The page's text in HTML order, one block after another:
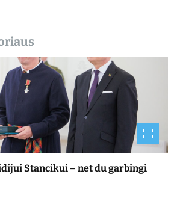
Stancikui – net du garbingi